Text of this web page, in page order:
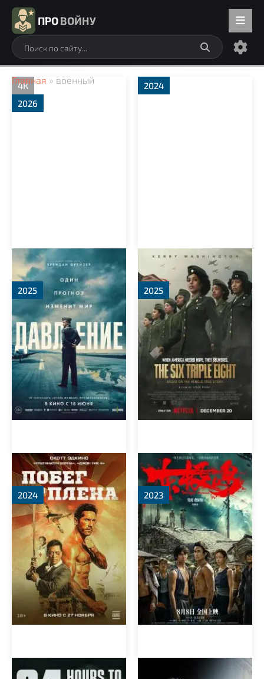
ПРОВОЙНУ
Главная » военный
Давление
4К
2026
Батальон 6888
2024
Военнопленный
2025
Остров Дунцзи
2025
За двадцать четыре часа
2024 2023